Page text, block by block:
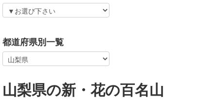
都道府県別一覧
山梨県の新・花の百名山